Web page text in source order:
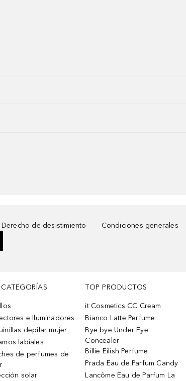
Derecho de desistimiento
Condiciones generales
e Iluminadores
depilar mujer
labiales
de perfumes de
solar
TOP PRODUCTOS
it Cosmetics CC Cream
Bianco Latte Perfume
Bye bye Under Eye
Concealer
Billie Eilish Perfume
Prada Eau de Parfum Candy
Lancôme Eau de Parfum La